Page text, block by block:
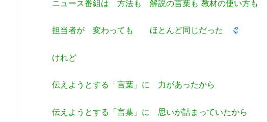
ニュース番組は 方法も 解説の言葉も 教材の使い方も
担当者が 変わっても ほとんど同じだった
けれど
伝えようとする「言葉」に 力があったから
伝えようとする「言葉」に 思いが詰まっていたから